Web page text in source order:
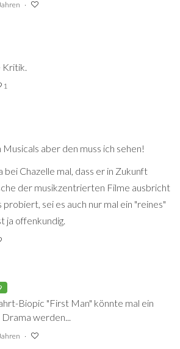
Kritik.
1
aber den muss ich sehen!
bei Chazelle mal, dass er in Zukunft
der musikzentrierten Filme ausbricht
probiert, sei es auch nur mal ein "reines"
ja offenkundig.
Biopic "First Man" könnte mal ein
werden...